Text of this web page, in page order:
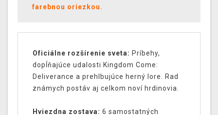
farebnou oriezkou.
Oficiálne rozšírenie sveta: Príbehy,
dopĺňajúce udalosti Kingdom Come:
Deliverance a prehlbujúce herný lore. Rad
známych postáv aj celkom noví hrdinovia.
Hviezdna zostava: 6 samostatných